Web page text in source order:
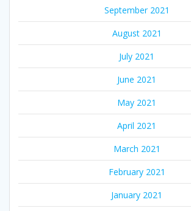
September 2021
August 2021
July 2021
June 2021
May 2021
April 2021
March 2021
February 2021
January 2021